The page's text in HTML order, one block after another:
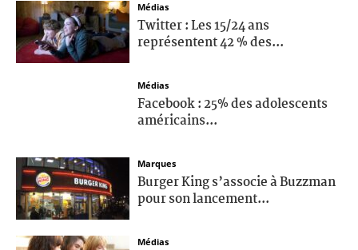
Médias
Twitter : Les 15/24 ans
représentent 42 % des...
Médias
Facebook : 25% des adolescents
américains...
Marques
Burger King s’associe à Buzzman
pour son lancement...
Médias